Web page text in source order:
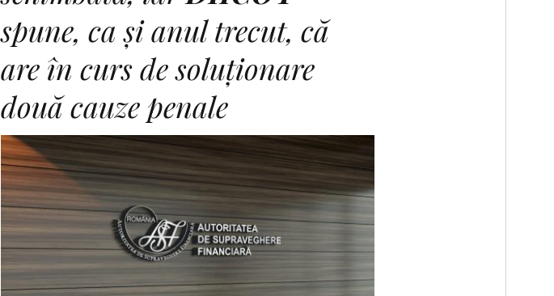
spune, ca și anul trecut, că
are în curs de soluţionare
două cauze penale